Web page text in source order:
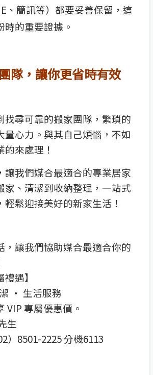
、簡訊等）都要妥善保留，這
的重要證據。
隊，讓你更省時有效
找尋可靠的搬家團隊，繁瑣的
量心力。與其自己煩惱，不如
來處理！
讓我們媒合最適合的專業居家
家、清潔到收納整理，一站式
鬆迎接美好的新家生活！
，讓我們協助媒合最適合你的
遇】
‧ 生活服務
VIP 專屬優惠價。
生
）8501-2225 分機6113